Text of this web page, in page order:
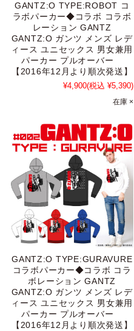
GANTZ:O TYPE:ROBOT コ
ラボパーカー◆コラボ コラボ
レーション GANTZ
GANTZ:O ガンツ メンズ レデ
ィース ユニセックス 男女兼用
パーカー プルオーバー
【2016年12月より順次発送】
¥4,900(税込 ¥5,390)
在庫 ×
GANTZ:O TYPE:GURAVURE
コラボパーカー◆コラボ コラ
ボレーション GANTZ
GANTZ:O ガンツ メンズ レデ
ィース ユニセックス 男女兼用
パーカー プルオーバー
【2016年12月より順次発送】